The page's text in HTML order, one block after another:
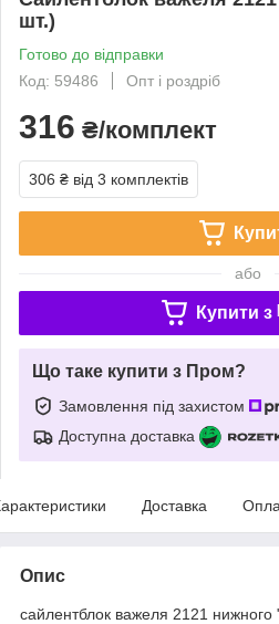
шт.)
Готово до відправки
Код: 59486
Опт і роздріб
316 ₴/комплект
306 ₴ від 3 комплектів
або
Купити з
Що таке купити з Пром?
Замовлення під захистом
Доступна доставка
Доставка
Опис
сайлентблок важеля 2121 нижного